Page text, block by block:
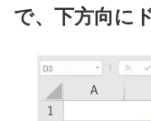
で、下方向に